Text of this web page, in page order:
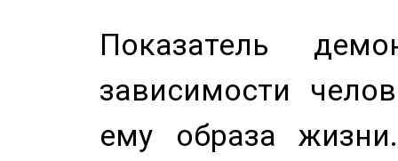
Показатель
зависимости
ему образа